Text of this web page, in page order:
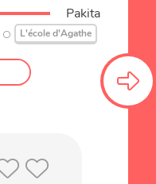
Pakita
L'école d'Agathe